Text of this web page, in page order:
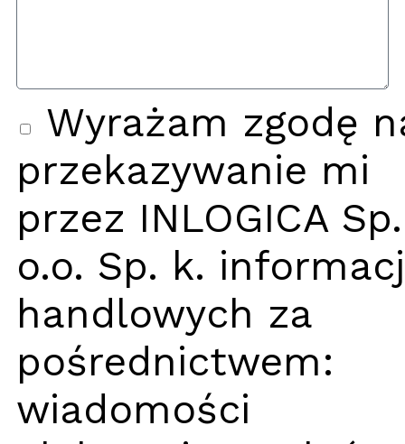
Wyrażam zgodę
przekazywanie mi
przez INLOGICA
o.o. Sp. k.
handlowych za
pośrednictwem:
wiadomości